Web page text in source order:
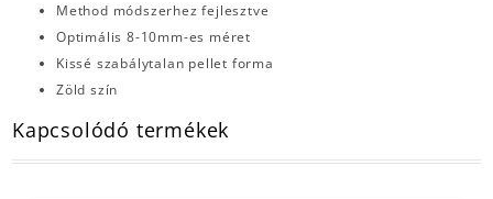
Method módszerhez fejlesztve
Optimális 8-10mm-es méret
Kissé szabálytalan pellet forma
Zöld szín
Kapcsolódó termékek